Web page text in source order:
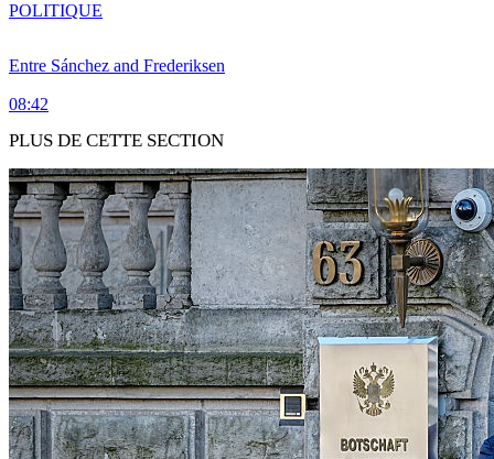
Entre Sánchez and Frederiksen
08:42
POLITIQUE
PLUS DE CETTE SECTION